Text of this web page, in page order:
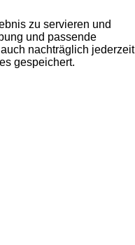
zu servieren und
und passende
nachträglich jederzeit
gespeichert.